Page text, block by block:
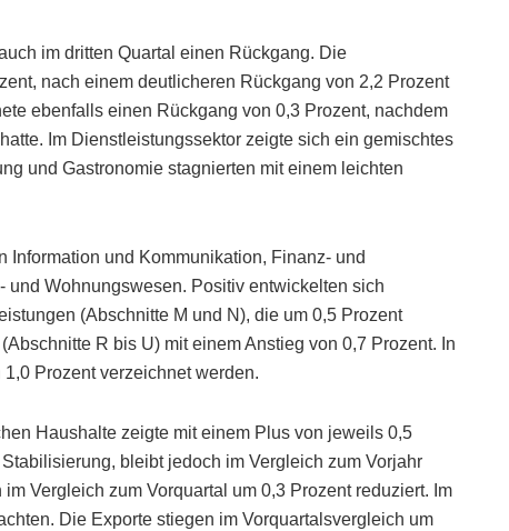
im dritten Quartal einen Rückgang. Die
nach einem deutlicheren Rückgang von 2,2 Prozent
ebenfalls einen Rückgang von 0,3 Prozent, nachdem
Im Dienstleistungssektor zeigte sich ein gemischtes
und Gastronomie stagnierten mit einem leichten
und Kommunikation, Finanz- und
Wohnungswesen. Positiv entwickelten sich
(Abschnitte M und N), die um 0,5 Prozent
R bis U) mit einem Anstieg von 0,7 Prozent. In
Prozent verzeichnet werden.
Haushalte zeigte mit einem Plus von jeweils 0,5
bleibt jedoch im Vergleich zum Vorjahr
Vergleich zum Vorquartal um 0,3 Prozent reduziert. Im
Die Exporte stiegen im Vorquartalsvergleich um